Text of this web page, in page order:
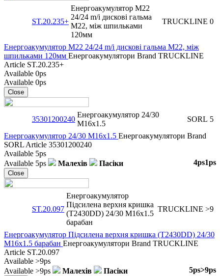
ST.20.235+
Енергоакумулятор M22
24/24 m/i дискові гальма
M22, між шпильками
120мм
TRUCKLINE 0
Енергоакумулятор M22 24/24 m/i дискові гальма M22, між
шпильками 120мм Енергоакумулятори Brand TRUCKLINE
Article ST.20.235+
Available 0ps
Available 0ps
Close
35301200240
Енергоакумулятор 24/30
M16x1.5
SORL 5
Енергоакумулятор 24/30 M16x1.5 Енергоакумулятори Brand
SORL Article 35301200240
Available 5ps
Available 5ps Малехів 1ps
Пасіки 4ps
Close
ST.20.097
Енергоакумулятор
Підсилена верхня кришка
(T2430DD) 24/30 M16x1.5
барабан
TRUCKLINE >9
Енергоакумулятор Підсилена верхня кришка (T2430DD) 24/30
M16x1.5 барабан Енергоакумулятори Brand TRUCKLINE
Article ST.20.097
Available >9ps
Available >9ps Малехів >9ps
Пасіки 5ps